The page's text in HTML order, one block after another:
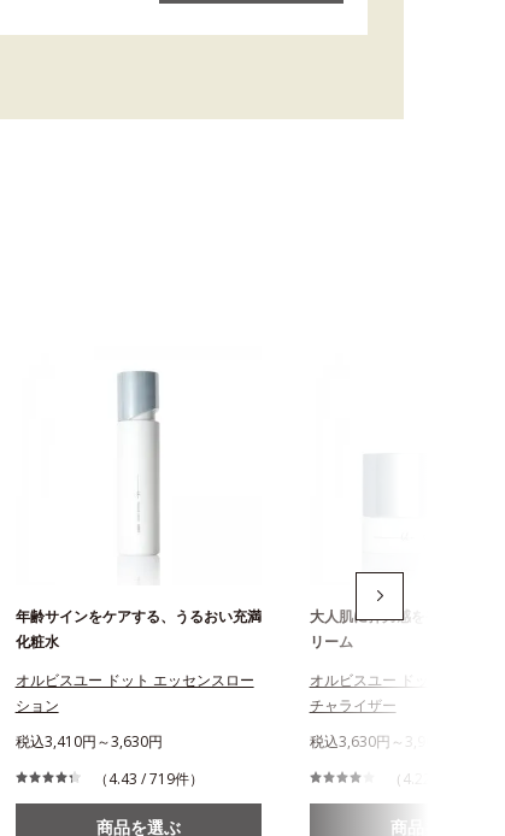
年齢サインをケアする、うるおい充満
化粧水
オルビスユー ドット エッセンスロー
ション
税込3,410円～3,630円
（4.43 / 719件）
商品を選ぶ
大人肌に弾力感を宿す濃密フ
リーム
オルビスユー ドット クリー
チャライザー
税込3,630円～3,960円
（4.22 / 676件）
商品を選ぶ